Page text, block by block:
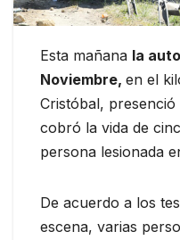
Esta mañana la
Noviembre, en el
Cristóbal,
cobró la vida de
persona lesionada
De acuerdo a los
escena, varias